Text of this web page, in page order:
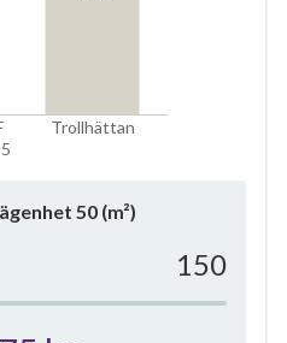
Trollhättan
50 (m²)
150